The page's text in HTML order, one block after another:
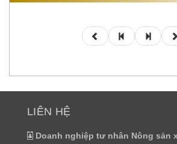
LIÊN HỆ
Doanh nghiệp tư nhân Nông sản